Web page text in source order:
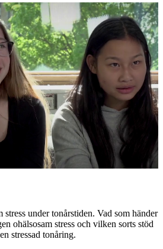
under tonårstiden. Vad som händer
ohälsosam stress och vilken sorts stöd
stressad tonåring.